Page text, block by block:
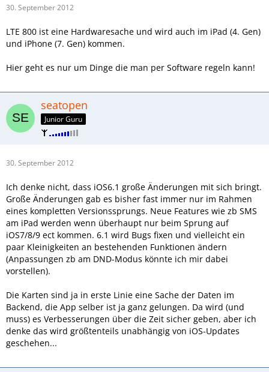
30. September 2012
LTE 800 ist eine Hardwaresache und wird auch im iPad (4. Gen)
und iPhone (7. Gen) kommen.
Hier geht es nur um Dinge die man per Software regeln kann!
seatopen
Junior Guru
30. September 2012
Ich denke nicht, dass iOS6.1 große Änderungen mit sich bringt.
Große Änderungen gab es bisher fast immer nur im Rahmen
eines kompletten Versionssprungs. Neue Features wie zb SMS
am iPad werden wenn überhaupt nur beim Sprung auf
iOS7/8/9 ect kommen. 6.1 wird Bugs fixen und vielleicht ein
paar Kleinigkeiten an bestehenden Funktionen ändern
(Anpassungen zb am DND-Modus könnte ich mir dabei
vorstellen).
Die Karten sind ja in erste Linie eine Sache der Daten im
Backend, die App selber ist ja ganz gelungen. Da wird (und
muss) es Verbesserungen über die Zeit sicher geben, aber ich
denke das wird größtenteils unabhängig von iOS-Updates
geschehen...